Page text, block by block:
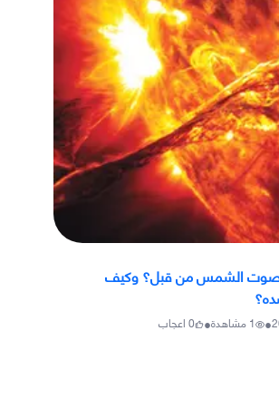
الشمس من قبل؟ وكيف
•
1مشاهدة•
0اعجاب